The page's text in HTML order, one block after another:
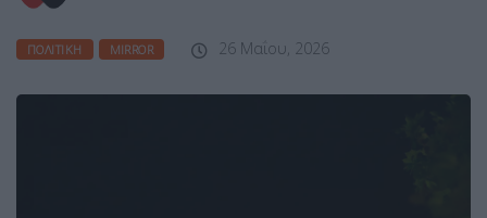
ΠΟΛΙΤΙΚΉ MIRROR 26 Μαΐου, 2026